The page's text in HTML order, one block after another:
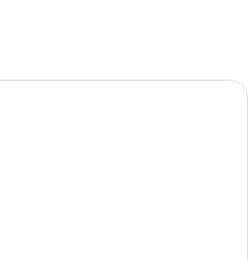
Chambre Double | Bureau, rideaux